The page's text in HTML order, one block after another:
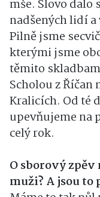
mše. Slovo dalo
nadšených lidí
Pilně jsme
kterými jsme
těmito
Scholou z Říčan
Kralicích. Od té
upevňujeme na
celý rok.
O sborový
muži? A jsou